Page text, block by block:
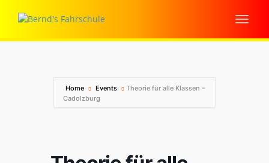
Home Events
Theorie für alle Klassen –
Cadolzburg